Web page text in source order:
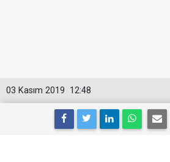
12:48
03 Kasım 2019